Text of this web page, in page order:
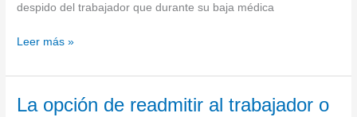
despido del trabajador que durante su baja médica
Leer más »
La opción de readmitir al trabajador o
La